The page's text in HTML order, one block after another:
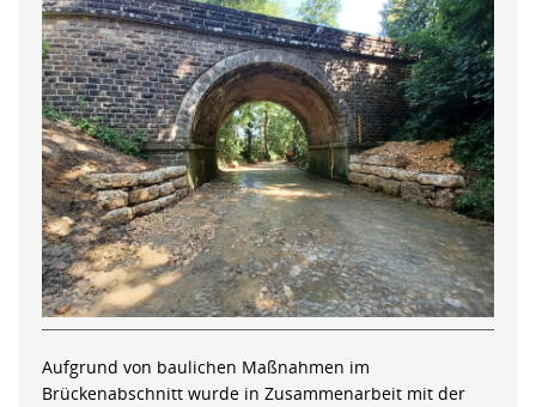
Aufgrund von baulichen Maßnahmen im
Brückenabschnitt wurde in Zusammenarbeit mit der